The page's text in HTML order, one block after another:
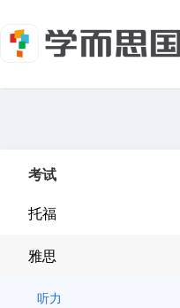
考试
托福
雅思
听力